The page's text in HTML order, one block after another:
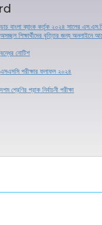
ডাচ বাংলা ব্যাংক কর্তৃক ২০২৪ সালের
অসচ্ছল শিক্ষার্থীদের বৃত্তির জন্য অনলাইনে
বন্ধের নোটিশ
এসএসসি পরীক্ষার ফলাফল ২০২৪
দশম শ্রেণির প্রাক নির্বাচনী পরীক্ষা